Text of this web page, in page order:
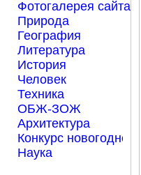
Фотогалерея сайта
Природа
География
Литература
История
Человек
Техника
ОБЖ-ЗОЖ
Архитектура
Конкурс
Наука